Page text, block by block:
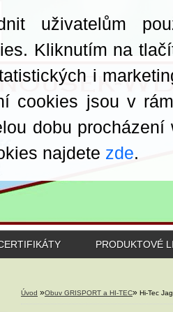
uživatelům
Kliknutím na
i
cookies jsou v
dobu
najdete zde.
PRODUKTOVÉ
Úvod »Obuv GRISPORT a HI-TEC» Hi-Tec